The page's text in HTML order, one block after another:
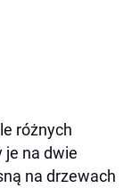
różnych
je na dwie
na drzewach